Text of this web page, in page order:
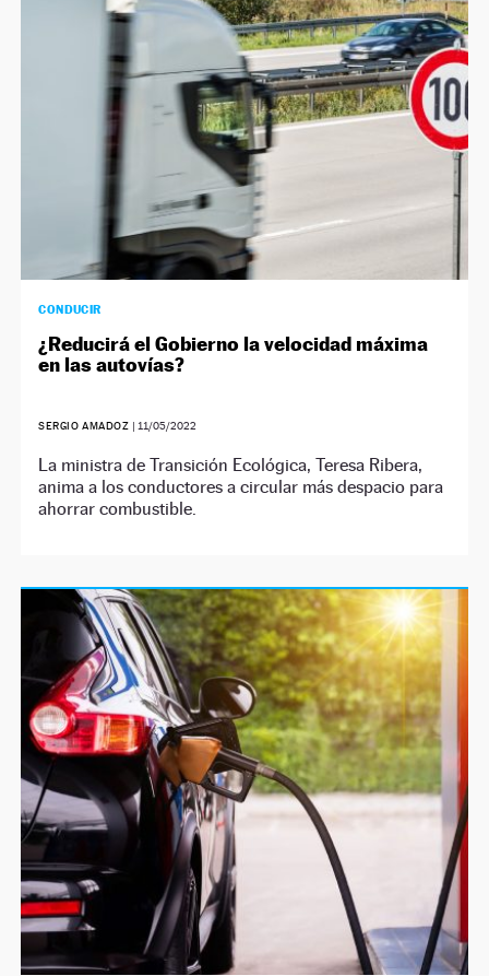
CONDUCIR
¿Reducirá el Gobierno la velocidad máxima
en las autovías?
SERGIO AMADOZ | 11/05/2022
La ministra de Transición Ecológica, Teresa Ribera,
anima a los conductores a circular más despacio para
ahorrar combustible.